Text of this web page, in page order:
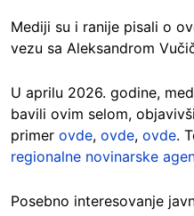
Mediji su i ranije pisali o
vezu sa Aleksandrom
U aprilu 2026. godine,
bavili ovim selom,
primer ovde, ovde, ovde.
regionalne novinarske
Posebno interesovanje